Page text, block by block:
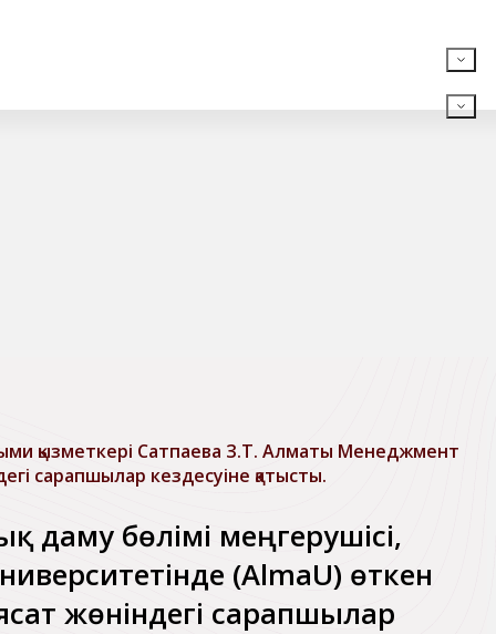
қызметкері Сатпаева З.Т. Алматы Менеджмент
сарапшылар кездесуіне қатысты.
даму бөлімі меңгерушісі,
(AlmaU) өткен
жөніндегі сарапшылар